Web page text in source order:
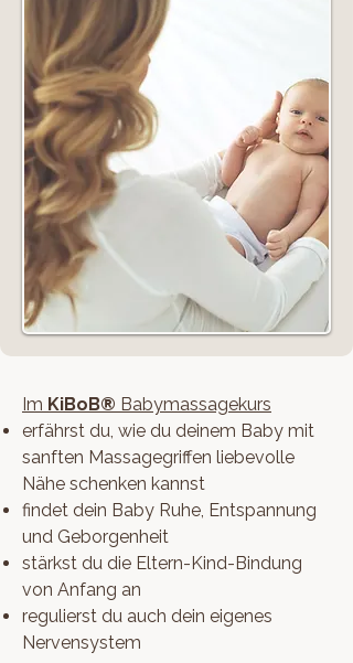
Im KiBoB® Babymassagekurs
erfährst du, wie du deinem Baby mit
sanften Massagegriffen liebevolle
Nähe schenken kannst
findet dein Baby Ruhe, Entspannung
und Geborgenheit
stärkst du die Eltern-Kind-Bindung
von Anfang an
regulierst du auch dein eigenes
Nervensystem